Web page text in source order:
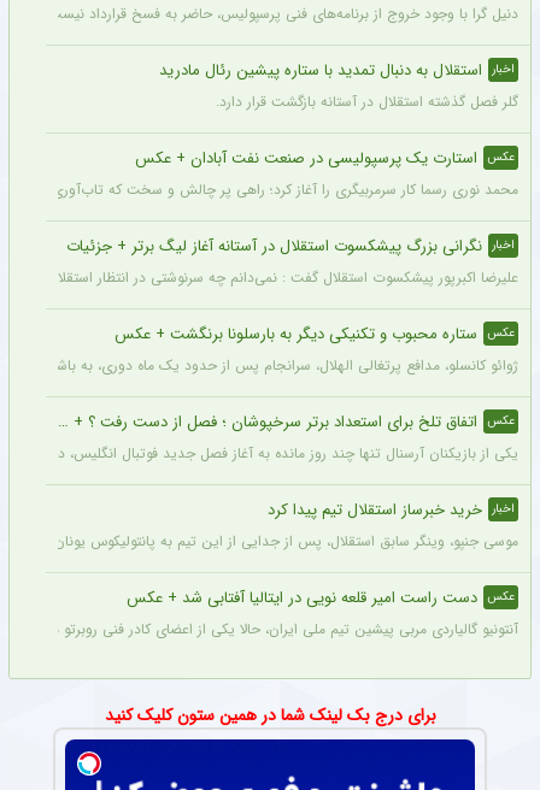
دنیل گرا با وجود خروج از برنامه‌های فنی پرسپولیس، حاضر به فسخ قرارداد نیست.
اخبار استقلال به دنبال تمدید با ستاره پیشین رئال مادرید
گلر فصل گذشته استقلال در آستانه بازگشت قرار دارد.
عکس استارت یک پرسپولیسی در صنعت نفت آبادان + عکس
محمد نوری رسما کار سرمربیگری را آغاز کرد؛ راهی پر چالش و سخت که تاب‌آوری بالایی
اخبار نگرانی بزرگ پیشکسوت استقلال در آستانه آغاز لیگ برتر + جزئیات
علیرضا اکبرپور پیشکسوت استقلال گفت : نمی‌دانم چه سرنوشتی در انتظار استقلال
عکس ستاره محبوب و تکنیکی دیگر به بارسلونا برنگشت + عکس
ژوائو کانسلو، مدافع پرتغالی الهلال، سرانجام پس از حدود یک ماه دوری، به باشگاه
عکس اتفاق تلخ برای استعداد برتر سرخپوشان ؛ فصل از دست رفت ؟ + عکس
یکی از بازیکنان آرسنال تنها چند روز مانده به آغاز فصل جدید فوتبال انگلیس، دچار
اخبار خرید خبرساز استقلال تیم پیدا کرد
موسی جنپو، وینگر سابق استقلال، پس از جدایی از این تیم به پانتولیکوس یونان
عکس دست راست امیر قلعه نویی در ایتالیا آفتابی شد + عکس
آنتونیو گالیاردی مربی پیشین تیم ملی ایران، حالا یکی از اعضای کادر فنی روبرتو مانچینی
برای درج بک لینک شما در همین ستون کلیک کنید